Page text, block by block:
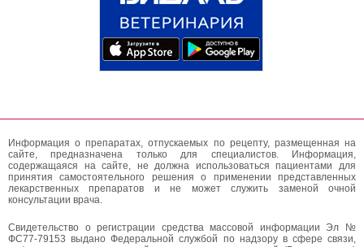
Информация о препаратах, отпускаемых по рецепту, размещенная на
сайте, предназначена только для специалистов. Информация,
содержащаяся на сайте, не должна использоваться пациентами для
принятия самостоятельного решения о применении представленных
лекарственных препаратов и не может служить заменой очной
консультации врача.
Свидетельство о регистрации средства массовой информации Эл №
ФС77-79153 выдано Федеральной службой по надзору в сфере связи,